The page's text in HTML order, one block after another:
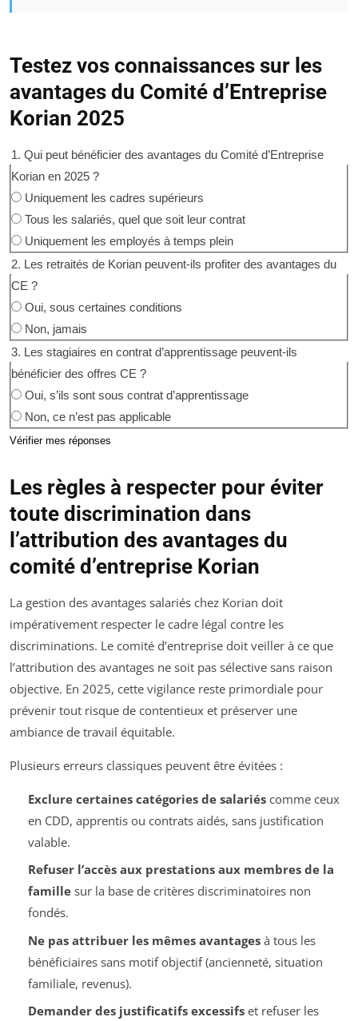
Testez vos connaissances sur les
avantages du Comité d’Entreprise
Korian 2025
1. Qui peut bénéficier des avantages du Comité d’Entreprise
Korian en 2025 ?
Uniquement les cadres supérieurs
Tous les salariés, quel que soit leur contrat
Uniquement les employés à temps plein
2. Les retraités de Korian peuvent-ils profiter des avantages du
CE ?
Oui, sous certaines conditions
Non, jamais
3. Les stagiaires en contrat d’apprentissage peuvent-ils
bénéficier des offres CE ?
Oui, s’ils sont sous contrat d’apprentissage
Non, ce n’est pas applicable
Vérifier mes réponses
Les règles à respecter pour éviter
toute discrimination dans
l’attribution des avantages du
comité d’entreprise Korian
La gestion des avantages salariés chez Korian doit
impérativement respecter le cadre légal contre les
discriminations. Le comité d’entreprise doit veiller à ce que
l’attribution des avantages ne soit pas sélective sans raison
objective. En 2025, cette vigilance reste primordiale pour
prévenir tout risque de contentieux et préserver une
ambiance de travail équitable.
Plusieurs erreurs classiques peuvent être évitées :
Exclure certaines catégories de salariéscomme ceux
en CDD, apprentis ou contrats aidés, sans justification
valable.
Refuser l’accès aux prestations aux membres de la
famillesur la base de critères discriminatoires non
fondés.
Ne pas attribuer les mêmes avantagesà tous les
bénéficiaires sans motif objectif (ancienneté, situation
familiale, revenus).
Demander des justificatifs excessifset refuser les